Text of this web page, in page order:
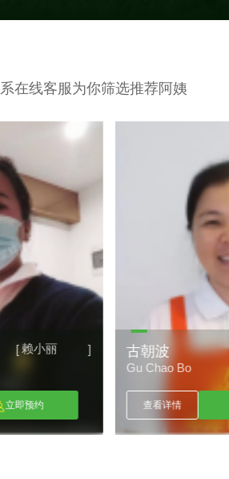
在线客服为你筛选推荐阿姨
[ 赖小丽 ]
立即预约
古朝波
Gu Chao Bo
查看详情